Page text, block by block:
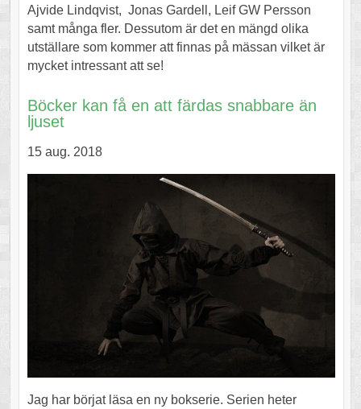
Ajvide Lindqvist, Jonas Gardell, Leif GW Persson
samt många fler. Dessutom är det en mängd olika
utställare som kommer att finnas på mässan vilket är
mycket intressant att se!
Böcker kan få en att färdas snabbare än
ljuset
15 aug. 2018
Jag har börjat läsa en ny bokserie. Serien heter